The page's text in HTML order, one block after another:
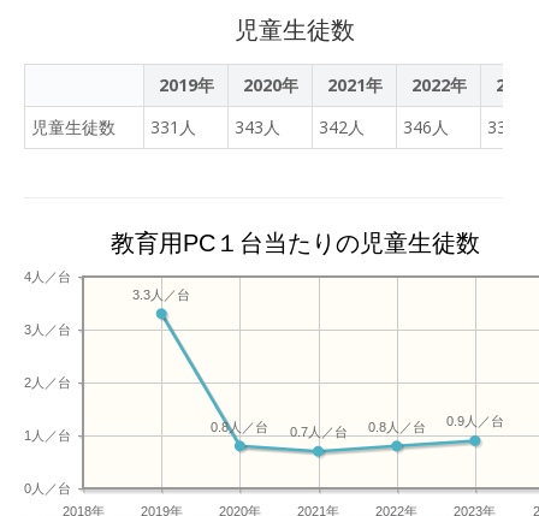
（生徒） 学校では今、
「ICT=情報通信技術」を活
用した授業として、すべて
の児童・生徒にタブレット
が1台ずつ配られている。
中札内村では4年前、3つの
いなかったのがこの「タブ
まうのか。 「（教科書など
を）いろいろ広げる時に、
いちいち落ちちゃうかなと
児童生徒数
2019年 2020年 2021年 2022年
2023
児童生徒数
331人 343人 342人 346人 334人
教育用PC１台当たりの児童生徒数
2018年 2019年 2020年 2021年 2022年 2023年
0人／台
1人／台
2人／台
3人／台
4人／台
0.9人／台
0.8人／台
0.7人／台
0.8人／台
3.3人／台